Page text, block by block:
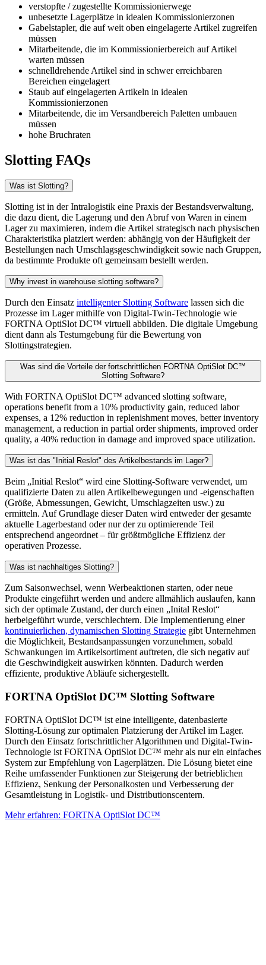
verstopfte / zugestellte Kommissionierwege
unbesetzte Lagerplätze in idealen Kommissionierzonen
Gabelstapler, die auf weit oben eingelagerte Artikel zugreifen
müssen
Mitarbeitende, die im Kommissionierbereich auf Artikel
warten müssen
schnelldrehende Artikel sind in schwer erreichbaren
Bereichen eingelagert
Staub auf eingelagerten Artikeln in idealen
Kommissionierzonen
Mitarbeitende, die im Versandbereich Paletten umbauen
müssen
hohe Bruchraten
Slotting FAQs
Was ist Slotting?
Slotting ist in der Intralogistik eine Praxis der Bestandsverwaltung,
die dazu dient, die Lagerung und den Abruf von Waren in einem
Lager zu maximieren, indem die Artikel strategisch nach physischen
Charakteristika platziert werden: abhängig von der Häufigkeit der
Bestellungen nach Umschlagsgeschwindigkeit sowie nach Gruppen,
da bestimmte Produkte oft gemeinsam bestellt werden.
Why invest in warehouse slotting software?
Durch den Einsatz intelligenter Slotting Software lassen sich die
Prozesse im Lager mithilfe von Digital-Twin-Technologie wie
FORTNA OptiSlot DC™ virtuell abbilden. Die digitale Umgebung
dient dann als Testumgebung für die Bewertung von
Slottingstrategien.
Was sind die Vorteile der fortschrittlichen FORTNA OptiSlot DC™
Slotting Software?
With FORTNA OptiSlot DC™ advanced slotting software,
operations benefit from a 10% productivity gain, reduced labor
expenses, a 12% reduction in replenishment moves, better inventory
management, a reduction in partial order shipments, improved order
quality, a 40% reduction in damage and improved space utilization.
Was ist das "Initial Reslot" des Artikelbestands im Lager?
Beim „Initial Reslot“ wird eine Slotting-Software verwendet, um
qualifizierte Daten zu allen Artikelbewegungen und -eigenschaften
(Größe, Abmessungen, Gewicht, Umschlagzeiten usw.) zu
ermitteln. Auf Grundlage dieser Daten wird entweder der gesamte
aktuelle Lagerbestand oder nur der zu optimierende Teil
entsprechend angeordnet – für größtmögliche Effizienz der
operativen Prozesse.
Was ist nachhaltiges Slotting?
Zum Saisonwechsel, wenn Werbeaktionen starten, oder neue
Produkte eingeführt werden und andere allmählich auslaufen, kann
sich der optimale Zustand, der durch einen „Inital Reslot“
herbeigeführt wurde, verschlechtern. Die Implementierung einer
kontinuierlichen, dynamischen Slotting Strategie gibt Unternehmen
die Möglichkeit, Bestandsanpassungen vorzunehmen, sobald
Schwankungen im Artikelsortiment auftreten, die sich negativ auf
die Geschwindigkeit auswirken könnten. Dadurch werden
effiziente, produktive Abläufe sichergestellt.
FORTNA OptiSlot DC™ Slotting Software
FORTNA OptiSlot DC™ ist eine intelligente, datenbasierte
Slotting-Lösung zur optimalen Platzierung der Artikel im Lager.
Durch den Einsatz fortschrittlicher Algorithmen und Digital-Twin-
Technologie ist FORTNA OptiSlot DC™ mehr als nur ein einfaches
System zur Empfehlung von Lagerplätzen. Die Lösung bietet eine
Reihe umfassender Funktionen zur Steigerung der betrieblichen
Effizienz, Senkung der Personalkosten und Verbesserung der
Gesamtleistung in Logistik- und Distributionscentern.
Mehr erfahren: FORTNA OptiSlot DC™